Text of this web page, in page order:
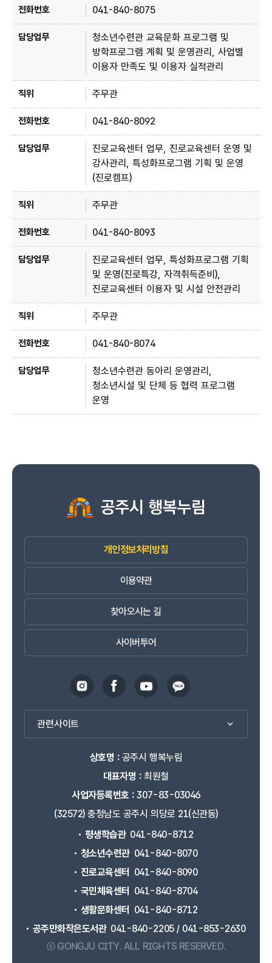
041-840-8075
청소년수련관 교육문화 프로그램 및
방학프로그램 계획 및 운영관리, 사업별
이용자 만족도 및 이용자 실적관리
주무관
041-840-8092
진로교육센터 업무, 진로교육센터 운영 및
강사관리, 특성화프로그램 기획 및 운영
(진로캠프)
주무관
041-840-8093
진로교육센터 업무, 특성화프로그램 기획
및 운영(진로특강, 자격취득준비),
진로교육센터 이용자 및 시설 안전관리
주무관
041-840-8074
청소년수련관 동아리 운영관리,
청소년시설 및 단체 등 협력 프로그램
운영
개인정보처리방침
이용약관
찾아오시는 길
사이버투어
관련사이트
상호명 :공주시 행복누림
대표자명 :최원철
사업자등록번호 :307-83-03046
(32572) 충청남도 공주시 의당로 21(신관동)
평생학습관 041-840-8712
청소년수련관 041-840-8070
진로교육센터
041-840-8090
국민체육센터
041-840-8704
생활문화센터
041-840-8712
공주만화작은도서관 041-840-2205 / 041-853-2630
ⓒ GONGJU CITY. ALL RIGHTS RESERVED.